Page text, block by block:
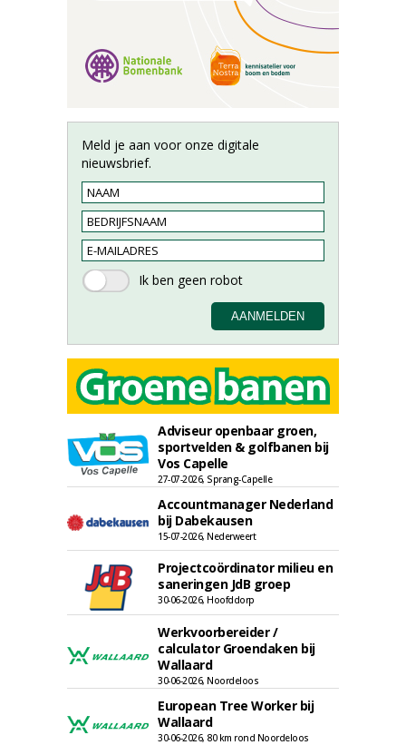
Meld je aan voor onze digitale
nieuwsbrief.
Adviseur openbaar groen,
sportvelden & golfbanen bij
Vos Capelle
27-07-2026, Sprang-Capelle
Accountmanager Nederland
bij Dabekausen
15-07-2026, Nederweert
Projectcoördinator milieu en
saneringen JdB groep
30-06-2026, Hoofddorp
Werkvoorbereider /
calculator Groendaken bij
Wallaard
30-06-2026, Noordeloos
European Tree Worker bij
Wallaard
30-06-2026, 80 km rond Noordeloos